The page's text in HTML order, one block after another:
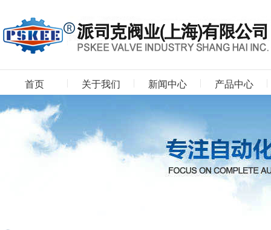
首页 关于我们 新闻中心 产品中心
下载中心